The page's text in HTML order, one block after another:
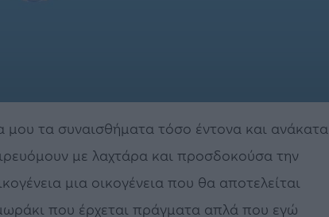
μου τα συναισθήματα τόσο έντονα και ανάκατα
με λαχτάρα και προσδοκούσα την
μια οικογένεια που θα αποτελείται
που έρχεται πράγματα απλά που εγώ